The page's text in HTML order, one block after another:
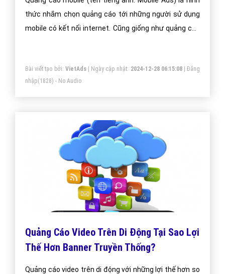
thức nhắm chọn quảng cáo tới những người sử dụng
mobile có kết nối internet. Cũng giống như quảng cáo
Bài viết tạo bởi: VietAds| Ngày cập nhật: 2024-12-28 06:15:08|Đăng
nhập(1828) - No Audio
Quảng Cáo Video Trên Di Động Tại Sao Lợi
Thế Hơn Banner Truyền Thống?
Quảng cáo video trên di động với những lợi thế hơn so